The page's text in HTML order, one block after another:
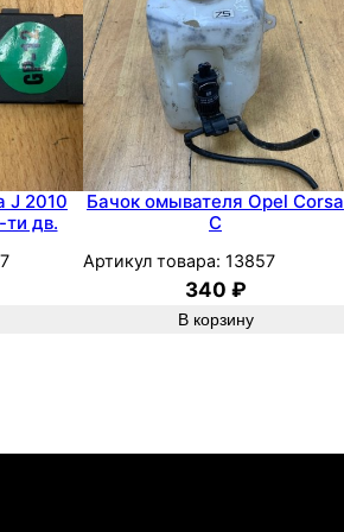
л
л
е
к
т
о
р
O
p
e
J 2010
ти дв.
Бачок омывателя Opel Corsa
C
Артикул товара: 13857
340 ₽
В корзину